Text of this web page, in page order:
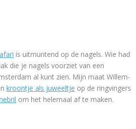
is uitmuntend op de nagels. Wie had
die je nagels voorziet van een
al kunt zien. Mijn maat Willem-
kroontje als juweeltje op de ringvingers
om het helemaal af te maken.